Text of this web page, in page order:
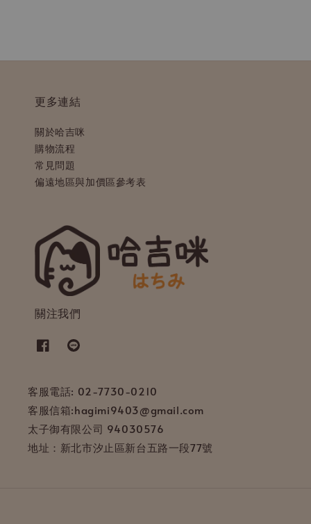
更多連結
關於哈吉咪
購物流程
常見問題
偏遠地區與加價區參考表
關注我們
客服電話: 02-7730-0210
客服信箱:hagimi9403@gmail.com
太子御有限公司 94030576
地址：新北市汐止區新台五路一段77號